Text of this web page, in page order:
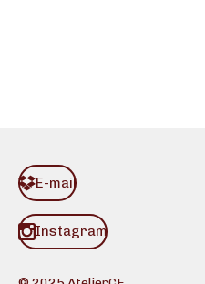
E-mail
Instagram